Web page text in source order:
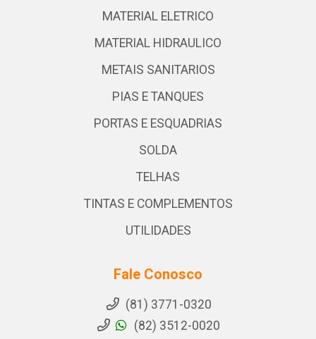
MATERIAL ELETRICO
MATERIAL HIDRAULICO
METAIS SANITARIOS
PIAS E TANQUES
PORTAS E ESQUADRIAS
SOLDA
TELHAS
TINTAS E COMPLEMENTOS
UTILIDADES
Fale Conosco
(81) 3771-0320
(82) 3512-0020